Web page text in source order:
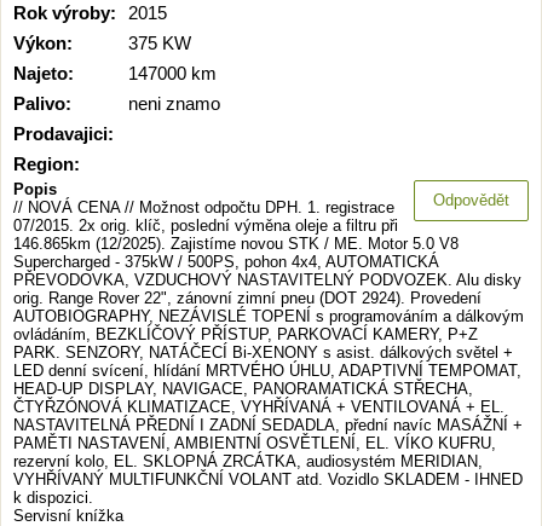
Rok výroby:
2015
Výkon:
375 KW
Najeto:
147000 km
Palivo:
neni znamo
Prodavajici:
Region:
Odpovědět
Popis
// NOVÁ CENA // Možnost odpočtu DPH. 1. registrace
07/2015. 2x orig. klíč, poslední výměna oleje a filtru při
146.865km (12/2025). Zajistíme novou STK / ME. Motor 5.0 V8
Supercharged - 375kW / 500PS, pohon 4x4, AUTOMATICKÁ
PŘEVODOVKA, VZDUCHOVÝ NASTAVITELNÝ PODVOZEK. Alu disky
orig. Range Rover 22", zánovní zimní pneu (DOT 2924). Provedení
AUTOBIOGRAPHY, NEZÁVISLÉ TOPENÍ s programováním a dálkovým
ovládáním, BEZKLÍČOVÝ PŘÍSTUP, PARKOVACÍ KAMERY, P+Z
PARK. SENZORY, NATÁČECÍ Bi-XENONY s asist. dálkových světel +
LED denní svícení, hlídání MRTVÉHO ÚHLU, ADAPTIVNÍ TEMPOMAT,
HEAD-UP DISPLAY, NAVIGACE, PANORAMATICKÁ STŘECHA,
ČTYŘZÓNOVÁ KLIMATIZACE, VYHŘÍVANÁ + VENTILOVANÁ + EL.
NASTAVITELNÁ PŘEDNÍ I ZADNÍ SEDADLA, přední navíc MASÁŽNÍ +
PAMĚTI NASTAVENÍ, AMBIENTNÍ OSVĚTLENÍ, EL. VÍKO KUFRU,
rezervní kolo, EL. SKLOPNÁ ZRCÁTKA, audiosystém MERIDIAN,
VYHŘÍVANÝ MULTIFUNKČNÍ VOLANT atd. Vozidlo SKLADEM - IHNED
k dispozici.
Servisní knížka